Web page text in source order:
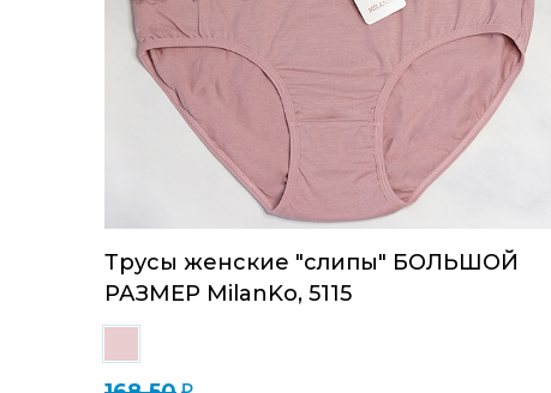
Трусы женские "слипы" БОЛЬШОЙ
РАЗМЕР MilanKo, 5115